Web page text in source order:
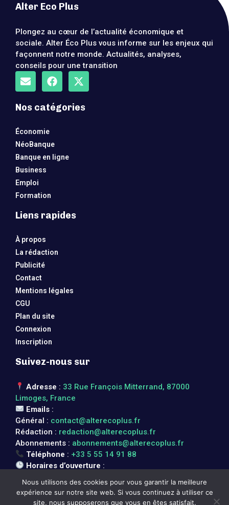
Alter Eco Plus
Plongez au cœur de l’actualité économique et
sociale. Alter Éco Plus vous informe sur les enjeux qui
façonnent notre monde. Actualités, analyses,
conseils pour une transition
Nos catégories
Économie
NéoBanque
Banque en ligne
Business
Emploi
Formation
Liens rapides
À propos
La rédaction
Publicité
Contact
Mentions légales
CGU
Plan du site
Connexion
Inscription
Suivez-nous sur
Adresse : 33 Rue François Mitterrand, 87000
Limoges, France
Emails :
Général : contact@alterecoplus.fr
Rédaction : redaction@alterecoplus.fr
Abonnements : abonnements@alterecoplus.fr
Téléphone : +33 5 55 14 91 88
Horaires d’ouverture :
Nous utilisons des cookies pour vous garantir la meilleure
expérience sur notre site web. Si vous continuez à utiliser ce
site, nous supposerons que vous en êtes satisfait.